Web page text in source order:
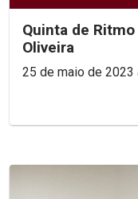
Quinta de
Oliveira
25 de maio de 2023